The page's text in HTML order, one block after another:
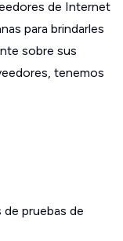
de Internet
para brindarles
sobre sus
tenemos
pruebas de